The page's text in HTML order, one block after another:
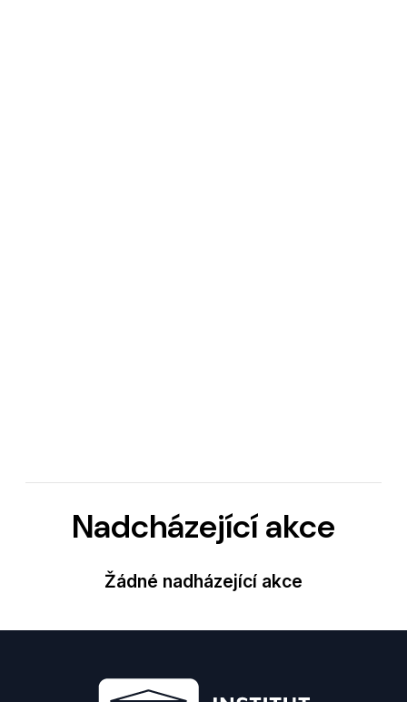
Nadcházející akce
Žádné nadházející akce